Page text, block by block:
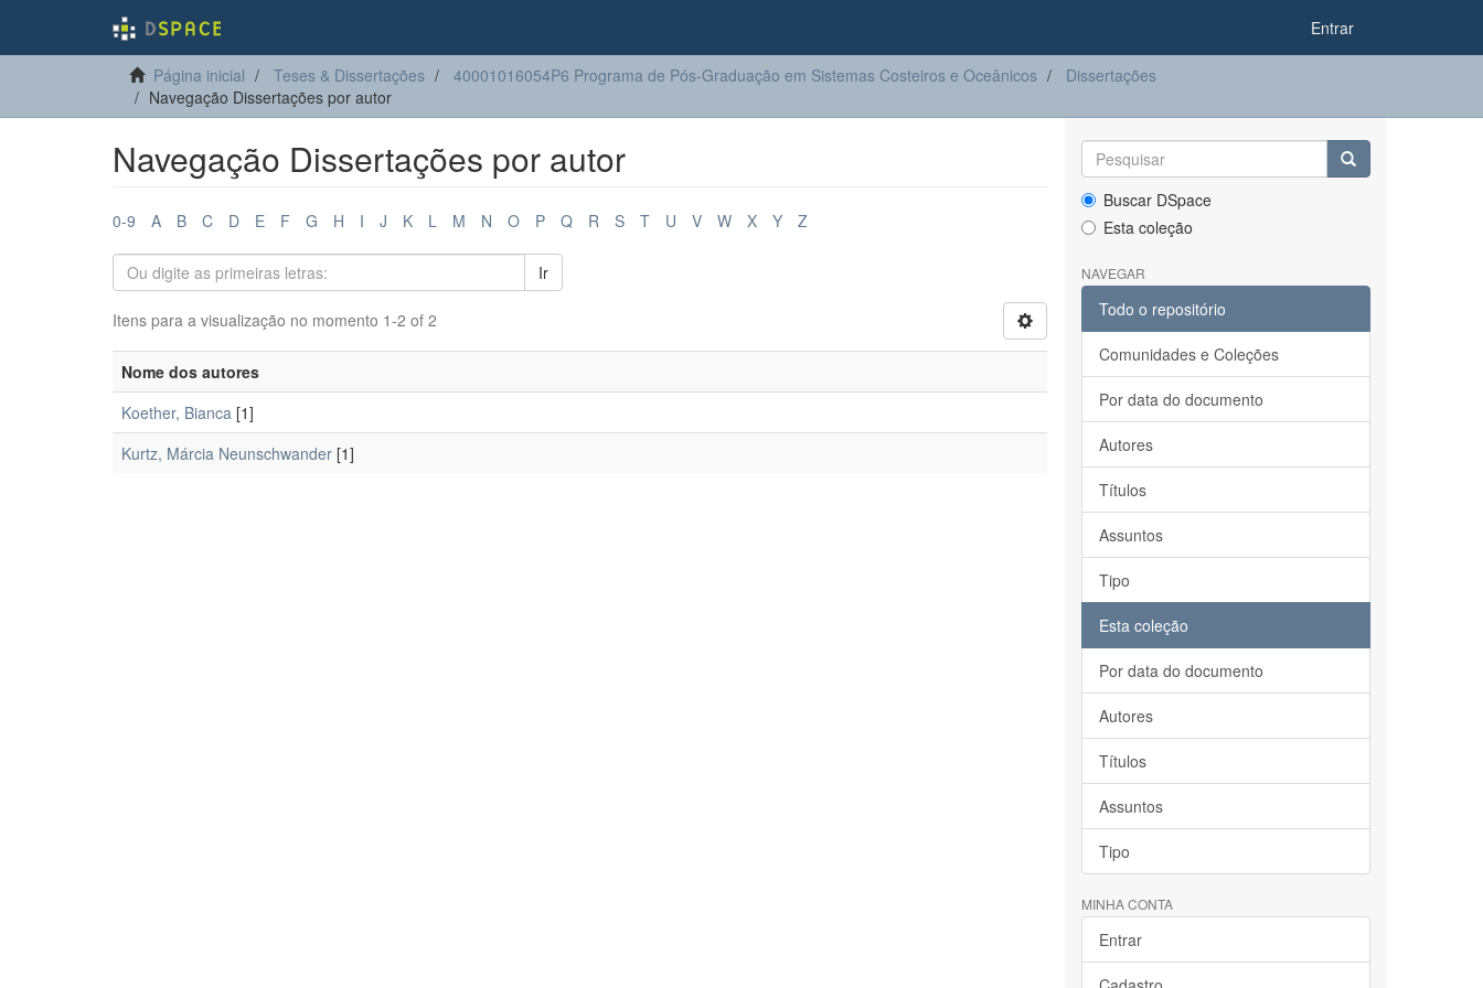
Entrar
Página inicial Teses & Dissertações 40001016054P6 Programa de Pós-Graduação em Sistemas Costeiros e Oceânicos
Dissertações
Navegação Dissertações por autor
Navegação Dissertações por autor
0-9 A B C D E F G H I J K L M N O P Q R S T U V W X Y Z
Ir
Itens para a visualização no momento 1-2 of 2
Nome dos autores
Koether, Bianca [1]
Kurtz, Márcia Neunschwander [1]
Buscar DSpace
Esta coleção
NAVEGAR
Todo o repositório
Comunidades e Coleções
Por data do documento
Autores
Títulos
Assuntos
Tipo
Esta coleção
Por data do documento
Autores
Títulos
Assuntos
Tipo
MINHA CONTA
Entrar